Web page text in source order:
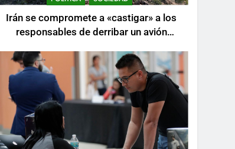
Irán se compromete a «castigar» a los
responsables de derribar un avión